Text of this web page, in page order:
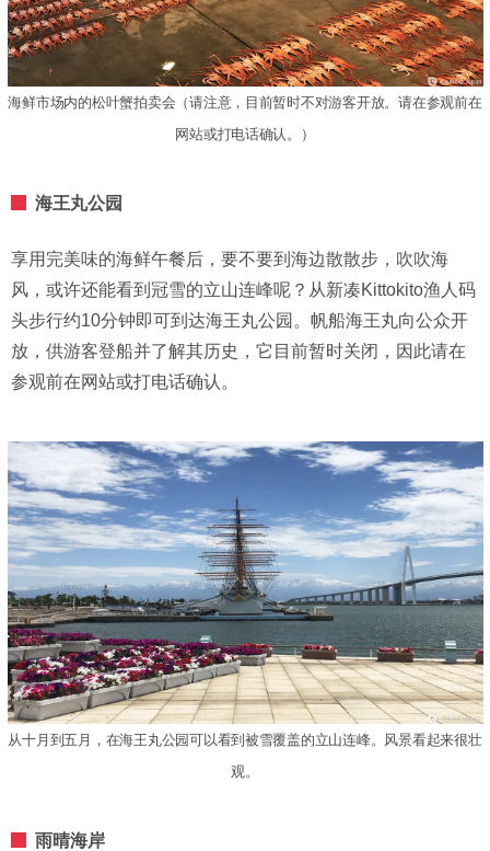
海鲜市场内的松叶蟹拍卖会（请注意，目前暂时不对游客开放。请在参观前在
网站或打电话确认。）
海王丸公园
享用完美味的海鲜午餐后，要不要到海边散散步，吹吹海
风，或许还能看到冠雪的立山连峰呢？从新凑Kittokito渔人码
头步行约10分钟即可到达海王丸公园。帆船海王丸向公众开
放，供游客登船并了解其历史，它目前暂时关闭，因此请在
参观前在网站或打电话确认。
从十月到五月，在海王丸公园可以看到被雪覆盖的立山连峰。风景看起来很壮
观。
雨晴海岸